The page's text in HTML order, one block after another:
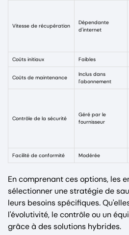
Vitesse de récupération
Dépendante
d'internet
Coûts initiaux Faibles
Coûts de maintenance
Inclus dans
l'abonnement
Contrôle de la sécurité
Géré par le
fournisseur
Facilité de conformité Modérée
En comprenant ces options, les
sélectionner une stratégie de
leurs besoins spécifiques.
l'évolutivité, le contrôle ou un
grâce à des solutions hybrides.